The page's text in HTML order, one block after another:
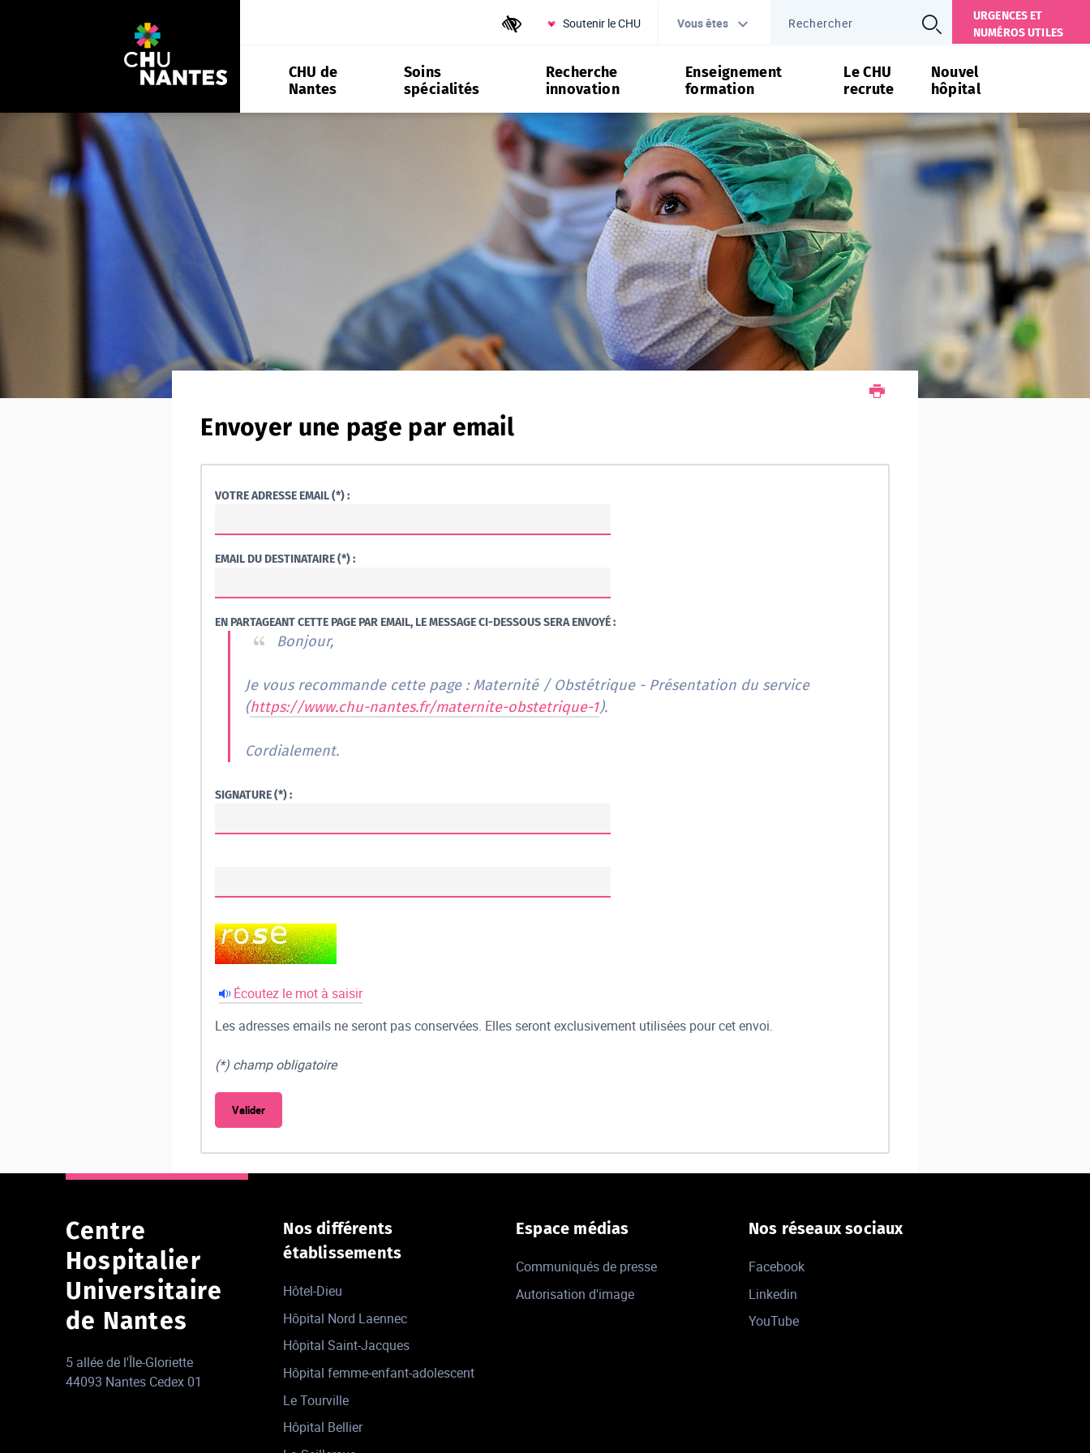
Outils d'accessibilité
Soutenir le CHU Vous êtes
URGENCES ET
NUMÉROS UTILES
CHU de
Nantes
Soins
spécialités
Recherche
innovation
Enseignement
formation
Le CHU
recrute
Nouvel
hôpital
Envoyer une page par email
VOTRE ADRESSE EMAIL (*) :
EMAIL DU DESTINATAIRE (*) :
EN PARTAGEANT CETTE PAGE PAR EMAIL, LE MESSAGE CI-DESSOUS SERA ENVOYÉ :
Bonjour,
Je vous recommande cette page : Maternité / Obstétrique - Présentation du service
(https://www.chu-nantes.fr/maternite-obstetrique-1).
Cordialement.
SIGNATURE (*) :
Écoutez le mot à saisir
Les adresses emails ne seront pas conservées. Elles seront exclusivement utilisées pour cet envoi.
(*) champ obligatoire
Centre
Hospitalier
Universitaire
de Nantes
5 allée de l'Île-Gloriette
44093 Nantes Cedex 01
Nos différents
établissements
Hôtel-Dieu
Hôpital Nord Laennec
Hôpital Saint-Jacques
Hôpital femme-enfant-adolescent
Le Tourville
Hôpital Bellier
Espace médias
Communiqués de presse
Autorisation d'image
Nos réseaux sociaux
Facebook
Linkedin
YouTube